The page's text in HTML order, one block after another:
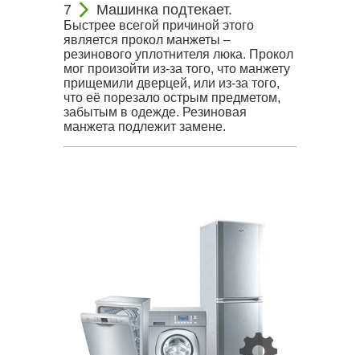
Машинка подтекает.
Быстрее всегой причиной этого
является прокол манжеты –
резинового уплотнителя люка. Прокол
мог произойти из-за того, что манжету
прищемили дверцей, или из-за того,
что её порезало острым предметом,
забытым в одежде. Резиновая
манжета подлежит замене.